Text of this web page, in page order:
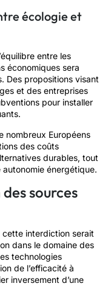
écologie et
entre les
économiques sera
Des propositions visant
et des entreprises
pour installer
nombreux Européens
des coûts
durables, tout
énergétique.
sources
cette interdiction serait
dans le domaine des
technologies
de l’efficacité à
inversement d’une